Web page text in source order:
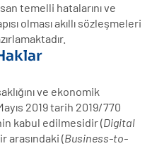
temelli hatalarını ve
olması akıllı sözleşmeleri
ve ekonomik
2019 tarih 2019/770
kabul edilmesidir (Digital
arasındaki (Business-to-